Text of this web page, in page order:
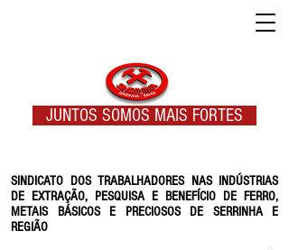
SINDICATO DOS TRABALHADORES NAS INDÚSTRIAS
DE EXTRAÇÃO, PESQUISA E BENEFÍCIO DE FERRO,
METAIS BÁSICOS E PRECIOSOS DE SERRINHA E
REGIÃO
JUNTOS SOMOS MAIS FORTES